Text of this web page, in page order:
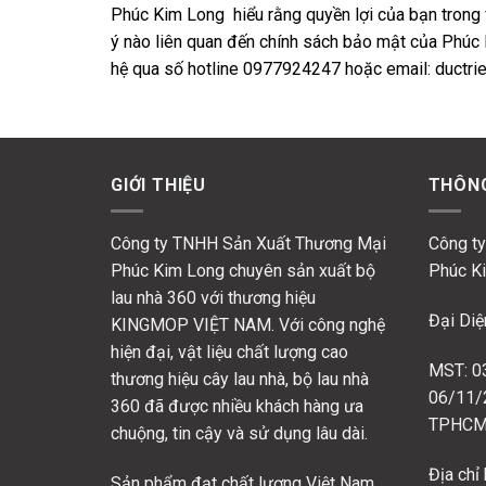
Phúc Kim Long hiểu rằng quyền lợi của bạn
ý nào liên quan đến chính sách bảo mật của
hệ qua số hotline 0977924247 hoặc email:
GIỚI THIỆU
Công ty TNHH Sản Xuất Thương Mại
Phúc Kim Long chuyên sản xuất bộ
lau nhà 360 với thương hiệu
KINGMOP VIỆT NAM. Với công nghệ
hiện đại, vật liệu chất lượng cao
thương hiệu cây lau nhà, bộ lau nhà
360 đã được nhiều khách hàng ưa
chuộng, tin cậy và sử dụng lâu dài.
Công
Phúc
Đại
MST:
06/11/
Địa chỉ